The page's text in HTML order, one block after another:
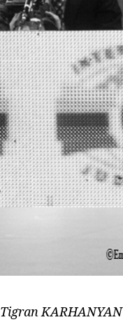
Tigran KARHANYAN